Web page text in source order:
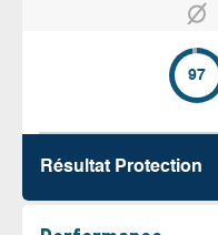
97
Résultat Protection